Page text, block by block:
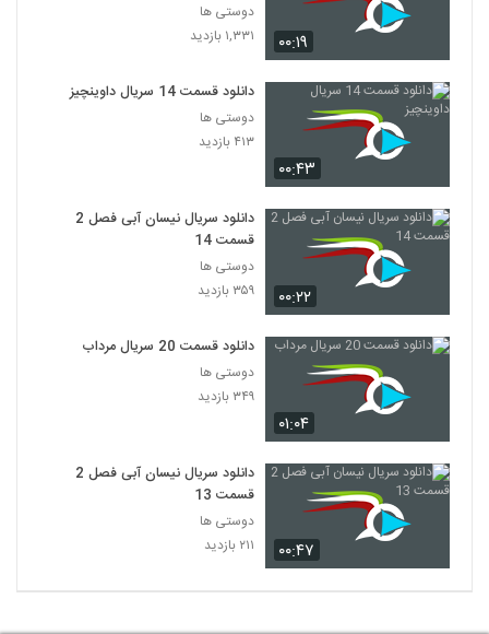
۰۰:۱۹
دوستی ها
۱,۳۳۱ بازدید
۰۰:۴۳
دانلود قسمت 14 سریال داوینچیز
دوستی ها
۴۱۳ بازدید
۰۰:۲۲
دانلود سریال نیسان آبی فصل 2
قسمت 14
دوستی ها
۳۵۹ بازدید
۰۱:۰۴
دانلود قسمت 20 سریال مرداب
دوستی ها
۳۴۹ بازدید
۰۰:۴۷
دانلود سریال نیسان آبی فصل 2
قسمت 13
دوستی ها
۲۱۱ بازدید